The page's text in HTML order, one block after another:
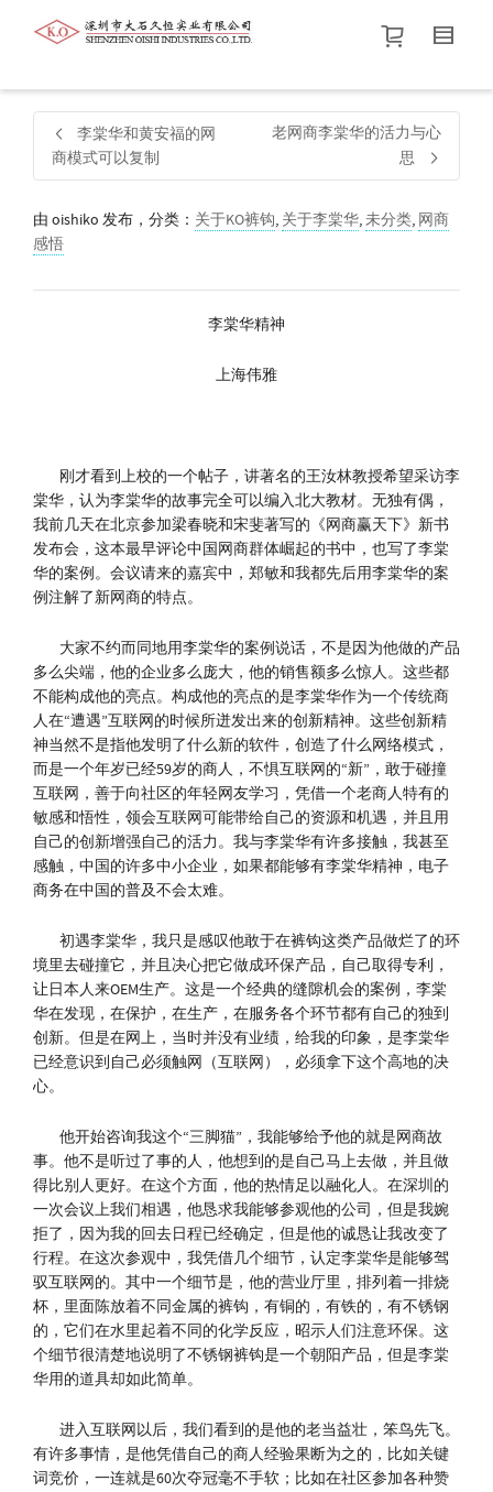
帮我查找新的衬衫尺码
价格介于
默认品牌.
李棠华和黄安福的网
商模式可以复制
老网商李棠华的活力与心
思
由 oishiko 发布，分类： 关于KO裤钩, 关于李棠华,未分类, 网商
感悟
李棠华精神
上海伟雅
刚才看到上校的一个帖子，讲著名的王汝林教授希望采访李
棠华，认为李棠华的故事完全可以编入北大教材。无独有偶，
我前几天在北京参加梁春晓和宋斐著写的《网商赢天下》新书
发布会，这本最早评论中国网商群体崛起的书中，也写了李棠
华的案例。会议请来的嘉宾中，郑敏和我都先后用李棠华的案
例注解了新网商的特点。
大家不约而同地用李棠华的案例说话，不是因为他做的产品
多么尖端，他的企业多么庞大，他的销售额多么惊人。这些都
不能构成他的亮点。构成他的亮点的是李棠华作为一个传统商
人在“遭遇”互联网的时候所迸发出来的创新精神。这些创新精
神当然不是指他发明了什么新的软件，创造了什么网络模式，
而是一个年岁已经59岁的商人，不惧互联网的“新”，敢于碰撞
互联网，善于向社区的年轻网友学习，凭借一个老商人特有的
敏感和悟性，领会互联网可能带给自己的资源和机遇，并且用
自己的创新增强自己的活力。我与李棠华有许多接触，我甚至
感触，中国的许多中小企业，如果都能够有李棠华精神，电子
商务在中国的普及不会太难。
初遇李棠华，我只是感叹他敢于在裤钩这类产品做烂了的环
境里去碰撞它，并且决心把它做成环保产品，自己取得专利，
让日本人来OEM生产。这是一个经典的缝隙机会的案例，李棠
华在发现，在保护，在生产，在服务各个环节都有自己的独到
创新。但是在网上，当时并没有业绩，给我的印象，是李棠华
已经意识到自己必须触网（互联网），必须拿下这个高地的决
心。
他开始咨询我这个“三脚猫”，我能够给予他的就是网商故
事。他不是听过了事的人，他想到的是自己马上去做，并且做
得比别人更好。在这个方面，他的热情足以融化人。在深圳的
一次会议上我们相遇，他恳求我能够参观他的公司，但是我婉
拒了，因为我的回去日程已经确定，但是他的诚恳让我改变了
行程。在这次参观中，我凭借几个细节，认定李棠华是能够驾
驭互联网的。其中一个细节是，他的营业厅里，排列着一排烧
杯，里面陈放着不同金属的裤钩，有铜的，有铁的，有不锈钢
的，它们在水里起着不同的化学反应，昭示人们注意环保。这
个细节很清楚地说明了不锈钢裤钩是一个朝阳产品，但是李棠
华用的道具却如此简单。
进入互联网以后，我们看到的是他的老当益壮，笨鸟先飞。
有许多事情，是他凭借自己的商人经验果断为之的，比如关键
词竞价，一连就是60次夺冠毫不手软；比如在社区参加各种赞